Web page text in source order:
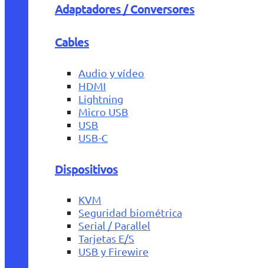
Adaptadores / Conversores
Cables
Audio y vídeo
HDMI
Lightning
Micro USB
USB
USB-C
Dispositivos
KVM
Seguridad biométrica
Serial / Parallel
Tarjetas E/S
USB y Firewire